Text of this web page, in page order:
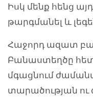
Իսկ մենք հենց
թարգմանել և
Հաջորդ ազատ
Բանաստեղծը
մգացնում
տարածության ու